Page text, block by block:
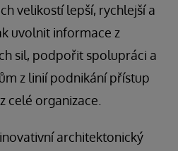
velikostí lepší, rychlejší a
uvolnit informace z
sil, podpořit spolupráci a
z linií podnikání přístup
celé organizace.
architektonický